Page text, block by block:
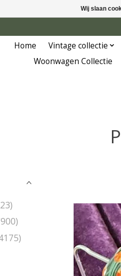
Home Vintage collectie
Woonwagen Collectie
Wij slaan